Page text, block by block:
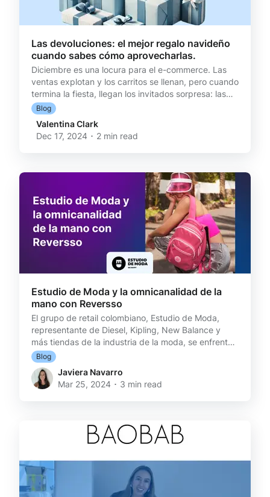
Las devoluciones: el mejor regalo navideño
cuando sabes cómo aprovecharlas.
Diciembre es una locura para el e-commerce. Las
ventas explotan y los carritos se llenan, pero cuando
termina la fiesta, llegan los invitados sorpresa: las
devoluciones. ¿Sabías que en el día post-Navidad,
los cambios y devoluciones aumentan en un 97% en
comparación a un día normal? Si no estás
preparado, esto puede convertirse en altos costos,
problema, en realidad puede ser una gran oportuni
Blog
Valentina Clark
Dec 17, 2024 ･ 2 min read
Estudio de Moda y la omnicanalidad de la
mano con Reversso
El grupo de retail colombiano, Estudio de Moda,
representante de Diesel, Kipling, New Balance y
más tiendas de la industria de la moda, se enfrenta
al desafío de ser multi-marca. Sin embargo, desde
marzo de 2023 integró Reversso a sus ecommerce
y descubrió un gran partner estratégico para lograr
su objetivo final: la omnicanalidad. Con cerca de
de Colombia, Estudio de Moda se ha instaurado
Blog
Javiera Navarro
Mar 25, 2024 ･ 3 min read